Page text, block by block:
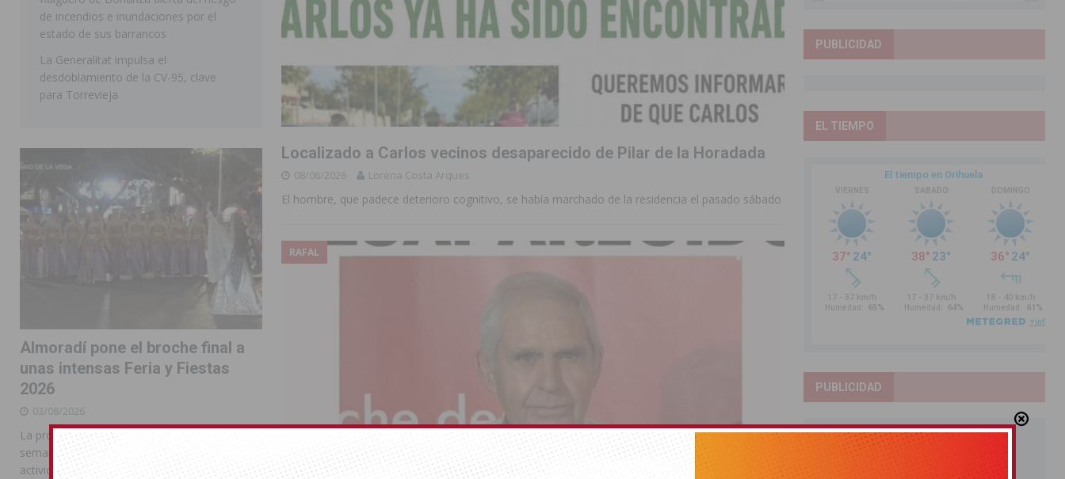
Localizado a Carlos vecinos desaparecido de Pilar de la Horadada
08/06/2026 Lorena Costa Arques
El hombre, que padece deterioro cognitivo, se había marchado de la residencia el pasado sábado
RAFAL
de incendios e inundaciones por el
estado de sus barrancos
La Generalitat impulsa el
desdoblamiento de la CV-95, clave
para Torrevieja
Almoradí pone el broche final a
unas intensas Feria y Fiestas
2026
03/08/2026
La programación reunió durante más de una
semana actos institucionales, conciertos,
actividades familiares, competiciones
PUBLICIDAD
EL TIEMPO
PUBLICIDAD